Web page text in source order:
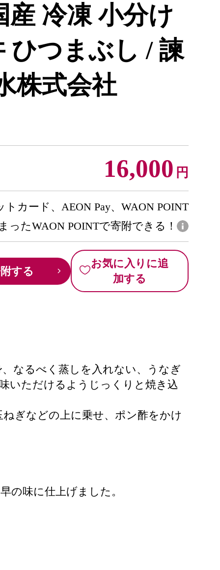
産 冷凍 小分け
ひつまぶし / 諫
株式会社
16,000 円
トカード、AEON Pay、WAON POINT
ったWAON POINTで寄附できる！
する
お気に入りに追
加する
なるべく蒸しを入れない、うなぎ
いただけるようじっくりと焼き込
ぎなどの上に乗せ、ポン酢をかけ
の味に仕上げました。